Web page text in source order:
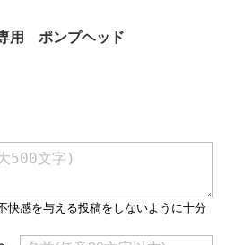
用 ポンプヘッド